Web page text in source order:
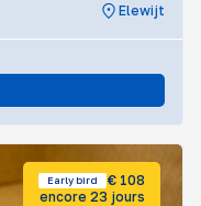
Elewijt
Early bird
€ 108
encore 23 jours